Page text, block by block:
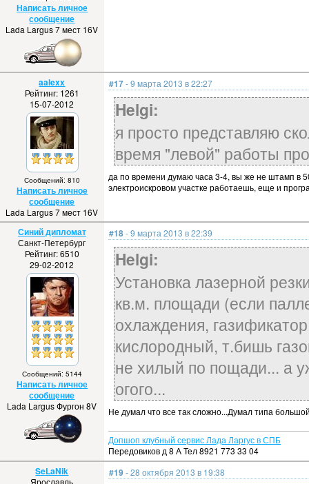
Написать личное
сообщение
Lada Largus 7 мест 16V
aalexx
Рейтинг: 1261
15-07-2012
Сообщений: 810
Написать личное
сообщение
Lada Largus 7 мест 16V
#17- 9 марта 2013 в 22:27
Helgi:
я просто представляю
время "левой" работы
да по времени думаю часа 3-4, вы же не штамп в
электроискровом участке работаешь, еще и
Синий дипломат
Санкт-Петербург
Рейтинг: 6510
29-02-2012
Сообщений: 5144
Написать личное
сообщение
Lada Largus Фургон 8V
#18- 9 марта 2013 в 22:39
Helgi:
Установка лазерной
кв.м. площади (если
охлаждения,
кислородный, т.бишь
не хилый по пощади... а
огого...
Не думал что все так сложно...Думал типа
Допшоп клубный сервис Лада Ларгус в СПБ
Передовиков д 8 А Тел 8921 773 33 04
SeLaNik
Ярославль
#19- 28 октября 2013 в 19:38